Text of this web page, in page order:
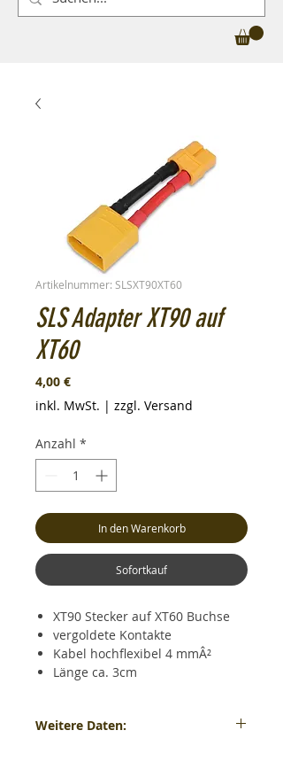
Artikelnummer: SLSXT90XT60
SLS Adapter XT90 auf
XT60
4,00 €Preis
inkl. MwSt. | zzgl. Versand
Anzahl *
In den Warenkorb
Sofortkauf
XT90 Stecker auf XT60 Buchse
vergoldete Kontakte
Kabel hochflexibel 4 mmÂ²
Länge ca. 3cm
Weitere Daten: